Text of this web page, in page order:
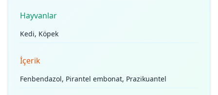
Hayvanlar
Kedi, Köpek
İçerik
Fenbendazol, Pirantel embonat, Prazikuantel